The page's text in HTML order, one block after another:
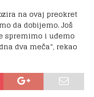
na ovaj preokret
da dobijemo. Još
spremimo i uđemo
dva meča”, rekao